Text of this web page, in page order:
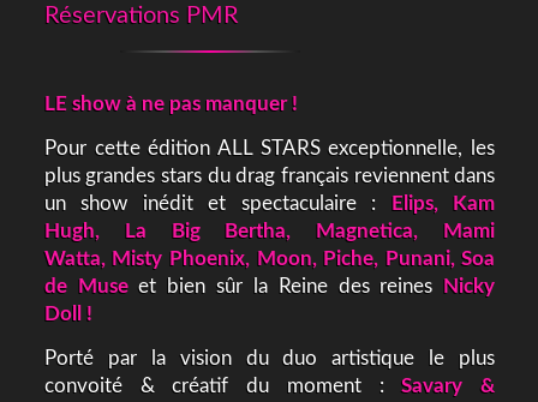
Réservations PMR
LE show à ne pas manquer !
Pour cette édition ALL STARS exceptionnelle, les
plus grandes stars du drag français reviennent dans
un show inédit et spectaculaire :
Elips, Kam
Hugh, La Big Bertha, Magnetica, Mami
Watta, Misty Phoenix, Moon, Piche, Punani, Soa
de Museet bien sûr la Reine des reines
Nicky
Doll !
Porté par la vision du duo artistique le plus
convoité & créatif du moment :Savary &